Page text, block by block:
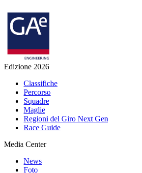
Edizione 2026
Classifiche
Percorso
Squadre
Maglie
Regioni del Giro Next Gen
Race Guide
Media Center
News
Foto